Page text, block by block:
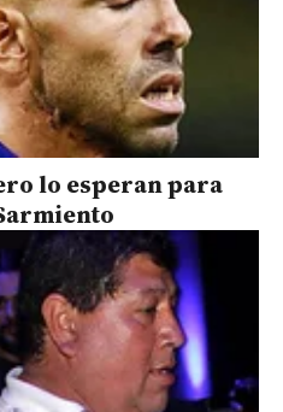
lo esperan para